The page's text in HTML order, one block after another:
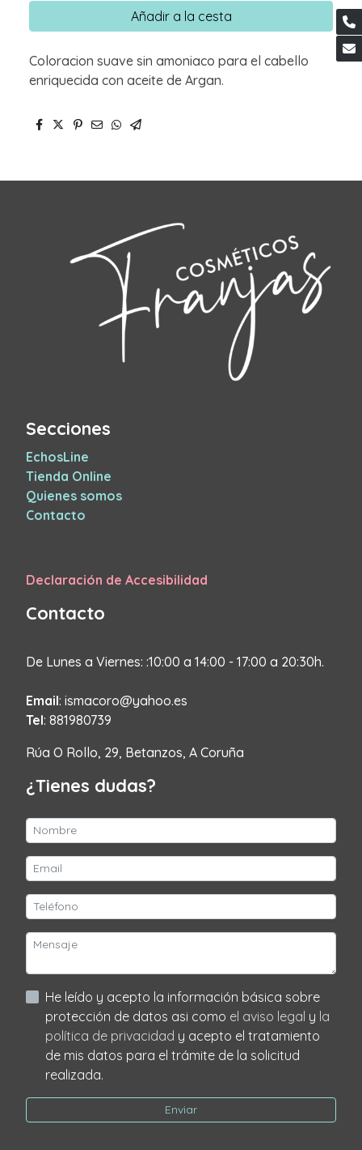
Añadir a la cesta
Coloracion suave sin amoniaco para el cabello
enriquecida con aceite de Argan.
Secciones
EchosLine
Tienda Online
Quienes somos
Contacto
Declaración de Accesibilidad
Contacto
De Lunes a Viernes: :10:00 a 14:00 - 17:00 a 20:30h.
Email: ismacoro@yahoo.es
Tel: 881980739
Rúa O Rollo, 29, Betanzos, A Coruña
¿Tienes dudas?
He leído y acepto la información básica sobre
protección de datos asi como el aviso legal y la
política de privacidad y acepto el tratamiento
de mis datos para el trámite de la solicitud
realizada.
Enviar